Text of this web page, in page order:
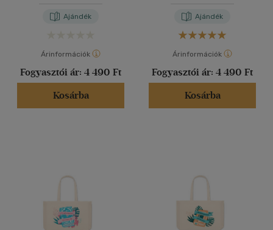
Ajándék
Árinformációk
Fogyasztói ár: 4 490 Ft
Kosárba
Ajándék
Árinformációk
Fogyasztói ár: 4 490 Ft
Kosárba